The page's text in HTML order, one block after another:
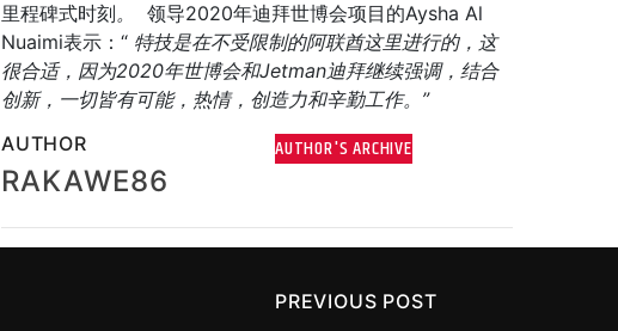
里程碑式时刻。 领导2020年迪拜世博会项目的Aysha Al
Nuaimi表示：“ 特技是在不受限制的阿联酋这里进行的，这
很合适，因为2020年世博会和Jetman迪拜继续强调，结合
创新，一切皆有可能，热情，创造力和辛勤工作。”
AUTHOR
RAKAWE86
AUTHOR'S ARCHIVE
PREVIOUS POST